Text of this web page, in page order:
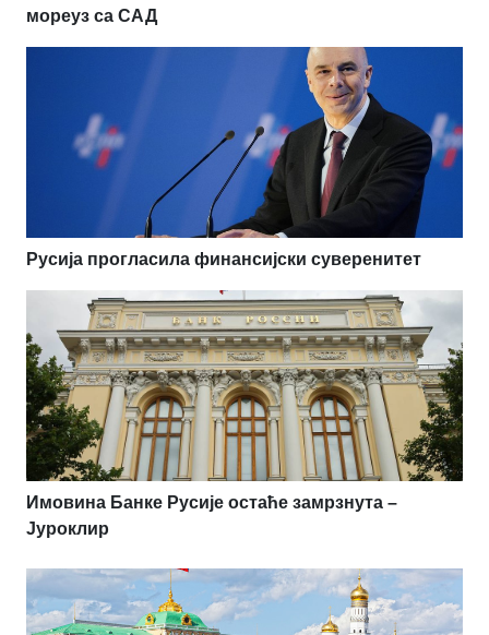
мореуз са САД
Русија прогласила финансијски суверенитет
Имовина Банке Русије остаће замрзнута –
Јуроклир